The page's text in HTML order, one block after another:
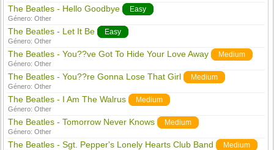
The Beatles - Hello Goodbye Easy
Género:Other
The Beatles - Let It Be Easy
Género:Other
The Beatles - You??ve Got To Hide Your Love Away Medium
Género:Other
The Beatles - You??re Gonna Lose That Girl Medium
Género:Other
The Beatles - I Am The Walrus Medium
Género:Other
The Beatles - Tomorrow Never Knows Medium
Género:Other
The Beatles - Sgt. Pepper's Lonely Hearts Club Band Medium